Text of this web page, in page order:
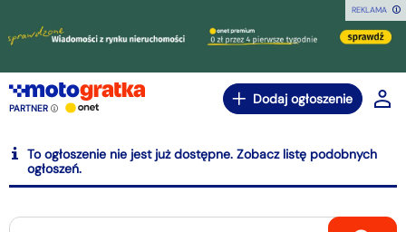
REKLAMA
PARTNER
Dodaj ogłoszenie
To ogłoszenie nie jest już dostępne. Zobacz listę podobnych
ogłoszeń.